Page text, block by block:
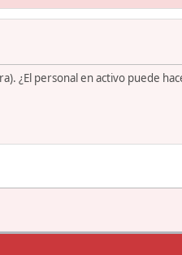
¿El personal en activo puede